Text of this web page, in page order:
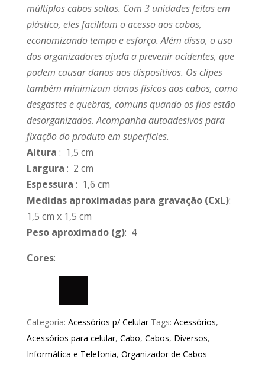
múltiplos cabos soltos. Com 3 unidades feitas em
plástico, eles facilitam o acesso aos cabos,
economizando tempo e esforço. Além disso, o uso
dos organizadores ajuda a prevenir acidentes, que
podem causar danos aos dispositivos. Os clipes
também minimizam danos físicos aos cabos, como
desgastes e quebras, comuns quando os fios estão
desorganizados. Acompanha autoadesivos para
fixação do produto em superfícies.
Altura : 1,5 cm
Largura : 2 cm
Espessura : 1,6 cm
Medidas aproximadas para gravação(CxL):
1,5 cm x 1,5 cm
Peso aproximado(g): 4
Cores:
Categoria: Acessórios p/ Celular Tags: Acessórios,
Acessórios para celular, Cabo, Cabos, Diversos,
Informática e Telefonia, Organizador de Cabos